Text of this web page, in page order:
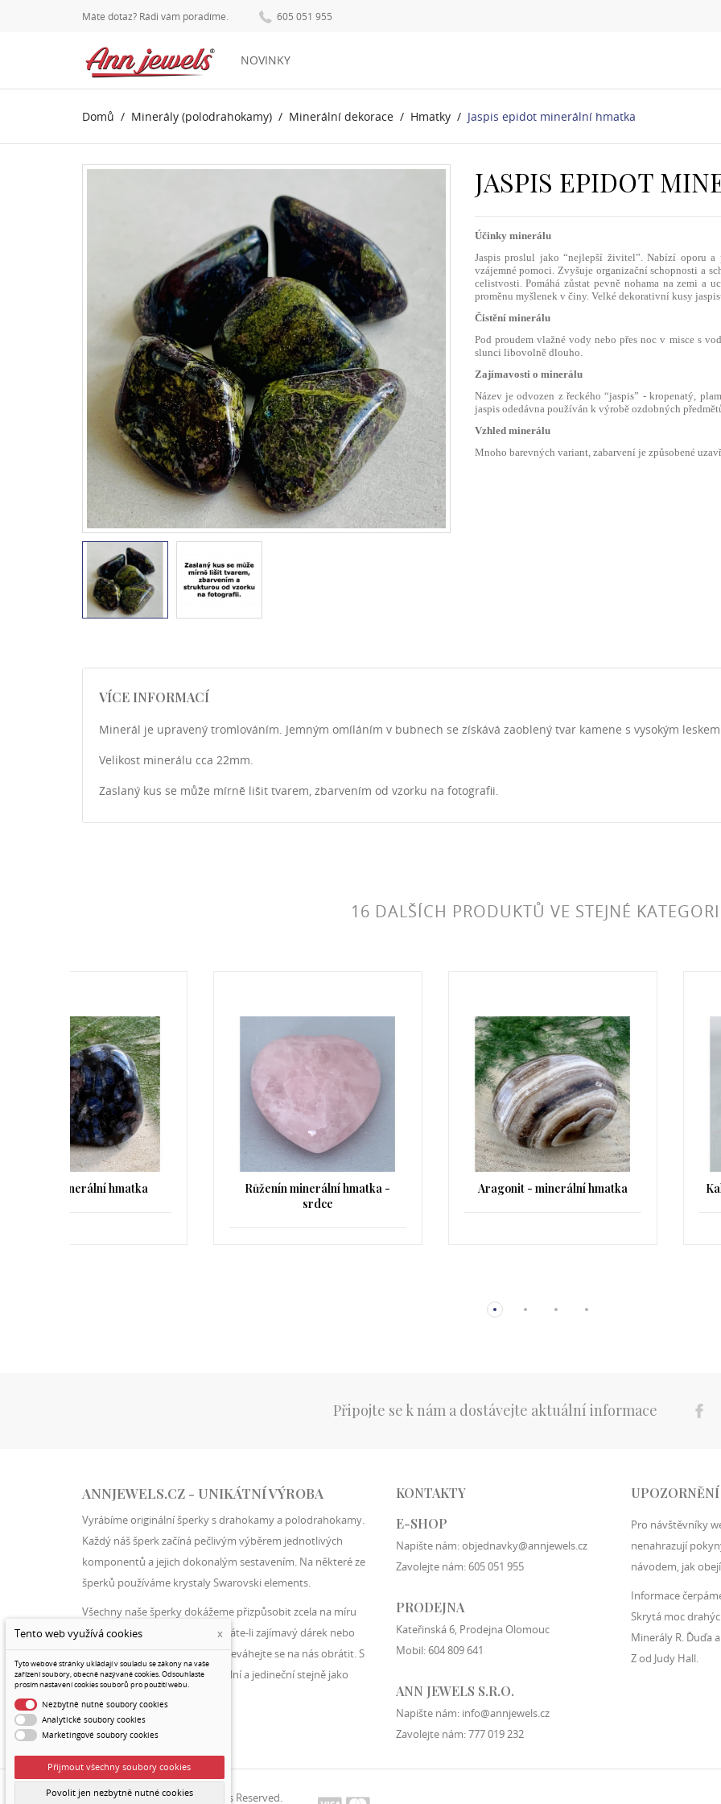
Máte dotaz? Rádi vám poradíme. 605 051 955
NOVINKY
Domů Minerály (polodrahokamy) Minerální dekorace Hmatky Jaspis epidot minerální hmatka
JASPIS EPIDOT
Účinky minerálu
Jaspis proslul jako “nejlepší živitel”. Nabízí oporu
vzájemné pomoci. Zvyšuje organizační schopnosti a
celistvosti. Pomáhá zůstat pevně nohama na zemi a
proměnu myšlenek v činy. Velké dekorativní kusy
Čistění minerálu
Pod proudem vlažné vody nebo přes noc v misce s
slunci libovolně dlouho.
Zajímavosti o minerálu
Název je odvozen z řeckého “jaspis” - kropenatý,
jaspis odedávna používán k výrobě ozdobných
Vzhled minerálu
Mnoho barevných variant, zabarvení je způsobené
VÍCE INFORMACÍ
Minerál je upravený tromlováním. Jemným omíláním v bubnech se získává zaoblený tvar kamene s vysokým
Velikost minerálu cca 22mm.
Zaslaný kus se může mírně lišit tvarem, zbarvením od vzorku na fotografii.
16 DALŠÍCH PRODUKTŮ VE STEJNÉ
Růženín minerální hmatka -
Aragonit - minerální hmatka Kalcit růžový minerální
Připojte se k nám a dostávejte aktuální informace
ANNJEWELS.CZ - UNIKÁTNÍ VÝROBA
Vyrábíme originální šperky s drahokamy a polodrahokamy.
Každý náš šperk začíná pečlivým výběrem jednotlivých
komponentů a jejich dokonalým sestavením. Na některé ze
šperků používáme krystaly Swarovski elements.
Všechny naše šperky dokážeme přizpůsobit zcela na míru
konkrétnímu zákazníkovi. Hledáte-li zajímavý dárek nebo
unikátní šperk sami pro sebe, neváhejte se na nás obrátit. S
Ann jewels budete vždy originální a jedineční stejně jako
KONTAKTY
E-SHOP
Napište nám:objednavky@annjewels.cz
Zavolejte nám:605 051 955
PRODEJNA
Kateřinská 6, Prodejna Olomouc
Mobil:604 809 641
ANN JEWELS S.R.O.
Napište nám: info@annjewels.cz
Zavolejte nám:777 019 232
UPOZORNĚNÍ
Pro návštěvníky
nenahrazují
návodem, jak
Informace
Skrytá moc
Minerály R. Ďuďa
Z od Judy Hall.
©2021 Annjewels.cz®. All Rights Reserved.